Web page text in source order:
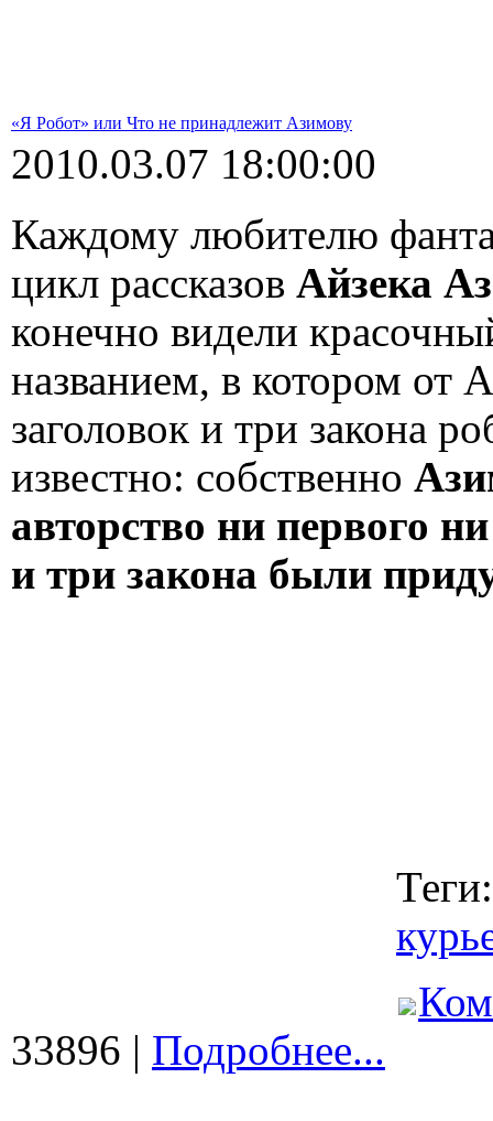
«Я Робот» или Что не принадлежит Азимову
2010.03.07 18:00:00
Каждому любителю
цикл рассказов Айзека
конечно видели
названием, в котором от
заголовок и три закона
известно: собственно
авторство ни первого
и три закона были
33896 | Подробнее...